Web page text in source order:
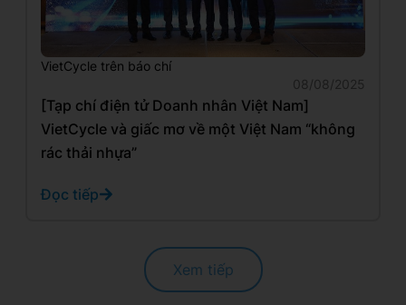
VietCycle trên báo chí
08/08/2025
[Tạp chí điện tử Doanh nhân Việt Nam]
VietCycle và giấc mơ về một Việt Nam “không
rác thải nhựa”
Đọc tiếp
Xem tiếp